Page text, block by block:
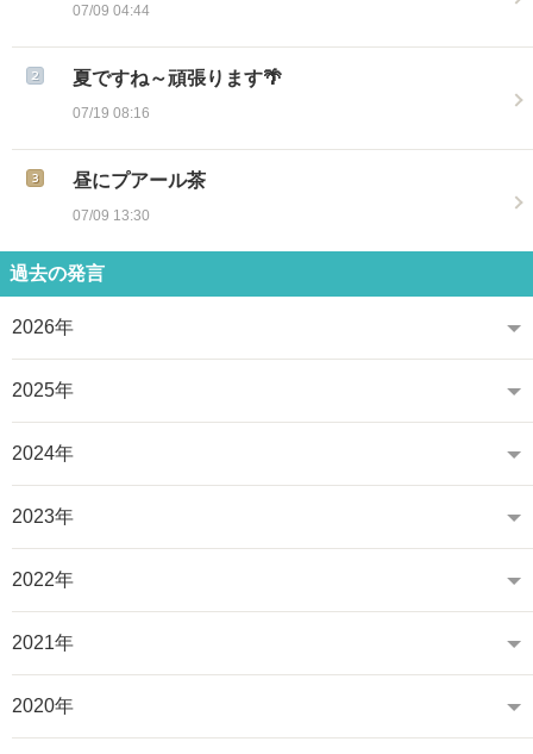
07/09 04:44
夏ですね～頑張ります🌴
07/19 08:16
昼にプアール茶
07/09 13:30
過去の発言
2026年
2025年
2024年
2023年
2022年
2021年
2020年